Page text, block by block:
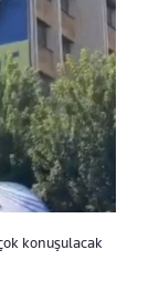
konuşulacak